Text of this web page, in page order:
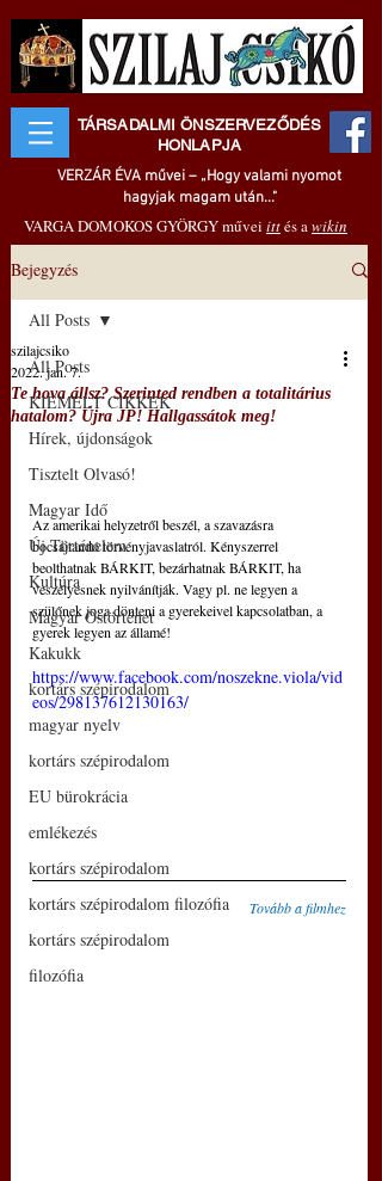
TÁRSADALMI ÖNSZERVEZŐDÉS
HONLAPJA
VERZÁR ÉVA művei – „Hogy valami nyomot
hagyjak magam után..."
VARGA DOMOKOS GYÖRGY művei ittés awikin
Bejegyzés
All Posts
KIEMELT CIKKEK
Hírek, újdonságok
Tisztelt Olvasó!
Magyar Idő
Új Történelem
Kultúra
Magyar Őstörténet
Kakukk
kortárs szépirodalom
magyar nyelv
kortárs szépirodalom
EU bürokrácia
emlékezés
kortárs szépirodalom
kortárs szépirodalom filozófia
kortárs szépirodalom
filozófia
All Posts
Te hova állsz? Szerinted rendben a totalitárius
hatalom? Újra JP! Hallgassátok meg!
szilajcsiko
2022. jan. 7.
Az amerikai helyzetről beszél, a szavazásra
bocsájtandó törvényjavaslatról. Kényszerrel
beolthatnak BÁRKIT, bezárhatnak BÁRKIT, ha
veszélyesnek nyilvánítják. Vagy pl. ne legyen a
szülőnek joga dönteni a gyerekeivel kapcsolatban, a
gyerek legyen az államé!
https://www.facebook.com/noszekne.viola/vid
eos/298137612130163/
Tovább a filmhez